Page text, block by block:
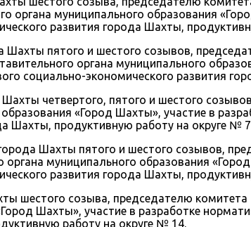
органа муниципального образования
развития города Шахты,
пятого и шестого созывов,
органа муниципального
социально-экономического развития
четвертого, пятого и шестого
«Город Шахты», участие в
Шахты, продуктивную работу на округе №
Шахты пятого и шестого созывов,
муниципального образования
развития города Шахты,
шестого созыва, председателю
Шахты», участие в разработке
работу на округе № 14.